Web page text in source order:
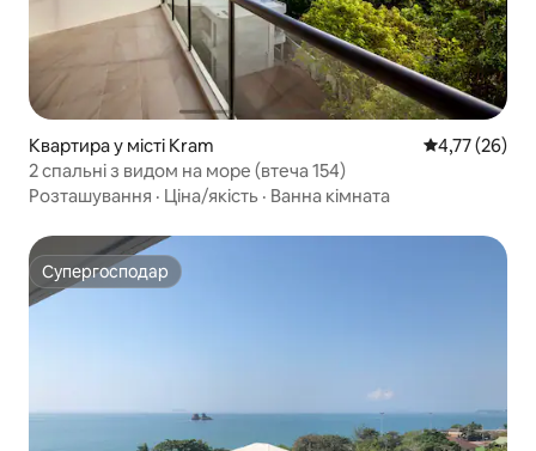
Квартира у місті Kram Середня
4,77 (26)
2 спальні з видом на море (втеча 154)
Розташування · Ціна/якість · Ванна кімната
Супергосподар
Супергосподар